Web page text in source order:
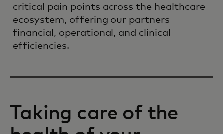
critical pain points across the healthcare
ecosystem, offering our partners
financial, operational, and clinical
efficiencies.
Taking care of the